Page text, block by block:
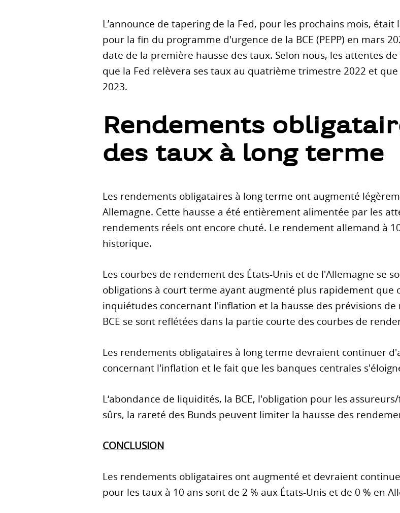
L’announce de tapering de la Fed, pour les prochains mois,
pour la fin du programme d'urgence de la BCE (PEPP) en mars
date de la première hausse des taux. Selon nous, les attentes
que la Fed relèvera ses taux au quatrième trimestre 2022 et
2023.
Rendements
des taux à long terme
Les rendements obligataires à long terme ont augmenté
Allemagne. Cette hausse a été entièrement alimentée par les
rendements réels ont encore chuté. Le rendement allemand à
historique.
Les courbes de rendement des États-Unis et de l'Allemagne se
obligations à court terme ayant augmenté plus rapidement que
inquiétudes concernant l'inflation et la hausse des prévisions
BCE se sont reflétées dans la partie courte des courbes de
Les rendements obligataires à long terme devraient continuer
concernant l'inflation et le fait que les banques centrales
L‘abondance de liquidités, la BCE, l'obligation pour les
sûrs, la rareté des Bunds peuvent limiter la hausse des
CONCLUSION
Les rendements obligataires ont augmenté et devraient
pour les taux à 10 ans sont de 2 % aux États-Unis et de 0 % en